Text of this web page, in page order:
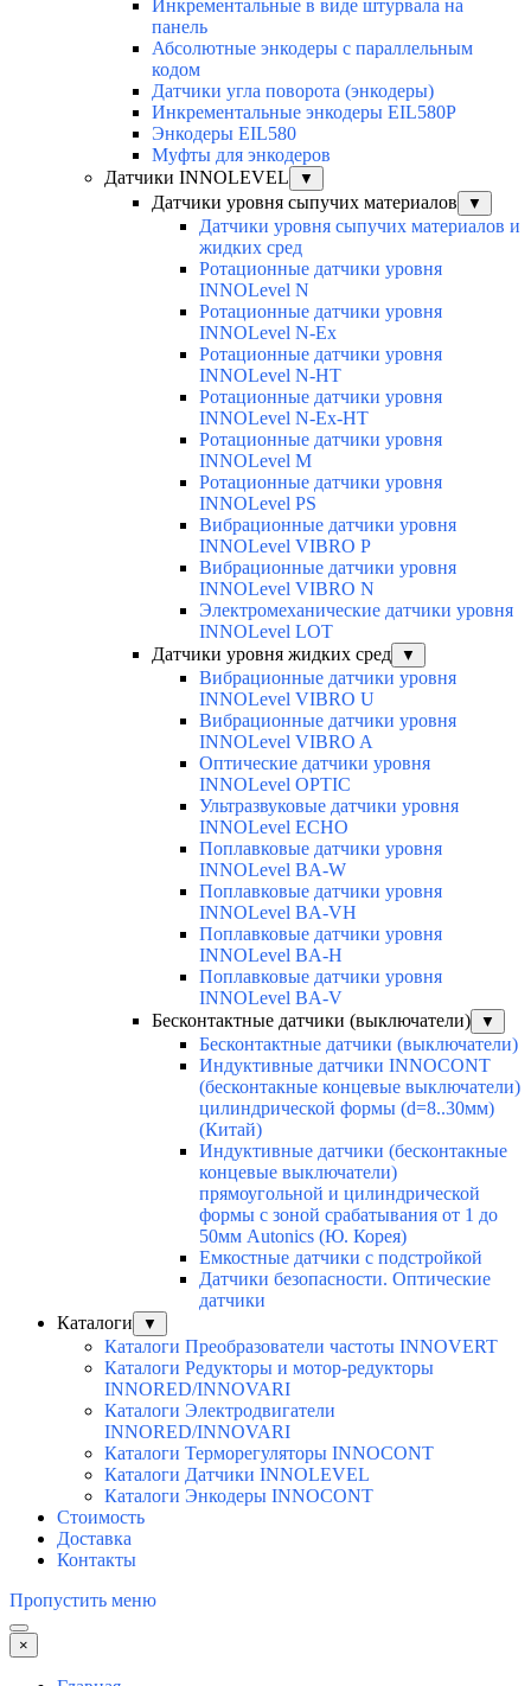
Инкрементальные в виде штурвала на
панель
Абсолютные энкодеры с параллельным
кодом
Датчики угла поворота (энкодеры)
Инкрементальные энкодеры EIL580P
Энкодеры EIL580
Муфты для энкодеров
Датчики INNOLEVEL
▼
Датчики уровня сыпучих материалов ▼
Датчики уровня сыпучих материалов и
жидких сред
Ротационные датчики уровня
INNOLevel N
Ротационные датчики уровня
INNOLevel N-Ex
Ротационные датчики уровня
INNOLevel N-HT
Ротационные датчики уровня
INNOLevel N-Ex-HT
Ротационные датчики уровня
INNOLevel M
Ротационные датчики уровня
INNOLevel PS
Вибрационные датчики уровня
INNOLevel VIBRO P
Вибрационные датчики уровня
INNOLevel VIBRO N
Электромеханические датчики уровня
INNOLevel LOT
Датчики уровня жидких сред
▼
Вибрационные датчики уровня
INNOLevel VIBRO U
Вибрационные датчики уровня
INNOLevel VIBRO A
Оптические датчики уровня
INNOLevel OPTIC
Ультразвуковые датчики уровня
INNOLevel ECHO
Поплавковые датчики уровня
INNOLevel BA-W
Поплавковые датчики уровня
INNOLevel BA-VH
Поплавковые датчики уровня
INNOLevel BA-H
Поплавковые датчики уровня
INNOLevel BA-V
Бесконтактные датчики (выключатели)
▼
Бесконтактные датчики (выключатели)
Индуктивные датчики INNOCONT
(бесконтакные концевые выключатели)
цилиндрической формы (d=8..30мм)
(Китай)
Индуктивные датчики (бесконтакные
концевые выключатели)
прямоугольной и цилиндрической
формы с зоной срабатывания от 1 до
50мм Autonics (Ю. Корея)
Емкостные датчики с подстройкой
Датчики безопасности. Оптические
датчики
Каталоги
▼
Каталоги Преобразователи частоты INNOVERT
Каталоги Редукторы и мотор-редукторы
INNORED/INNOVARI
Каталоги Электродвигатели
INNORED/INNOVARI
Каталоги Терморегуляторы INNOCONT
Каталоги Датчики INNOLEVEL
Каталоги Энкодеры INNOCONT
Стоимость
Доставка
Контакты
Пропустить меню
×